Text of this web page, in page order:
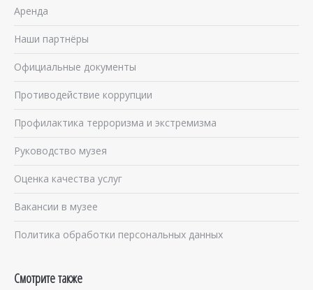
Аренда
Наши партнёры
Официальные документы
Противодействие коррупции
Профилактика терроризма и экстремизма
Руководство музея
Оценка качества услуг
Вакансии в музее
Политика обработки персональных данных
Смотрите также